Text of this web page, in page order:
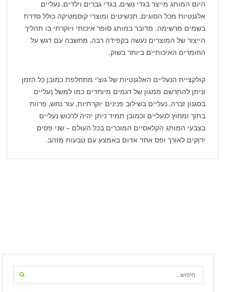
היום המותג מייצר בגדי נשים, בגדי גברים וילדים, נעליים
אלגנטיות מכל הסוגים, תכשיטים ומוצרי קוסמטיקה כולל סדרת
בשמים מרשימה. מדובר במותג סופר איכותי ויוקרתי בו תהליך
הייצור של המוצרים נעשה בקפידה רבה, מחשבה עם דגש על
החומרים האיכותיים ביותר בשוק.
קולקציית הנעליים האלגנטיות של גוצ’י מתחלפת כמובן כל הזמן
וניתן להתרשם ממגון של דגמים מיוחדים כמו למשל נעליים
בסגנון זברה, נעליים בשילוב פנינים יוקרתיות, עור נחש, פרוות
בתוך ומחוץ לנעליים וכמובן תמיד ניתן יהיה לרכוש נעליים
בצבעי המותג הקלאסיים המוכרים בכל העולם – שני פסים
ירוקים לאורך ופס אחד אדום באמצע עם טבעות מזהב.